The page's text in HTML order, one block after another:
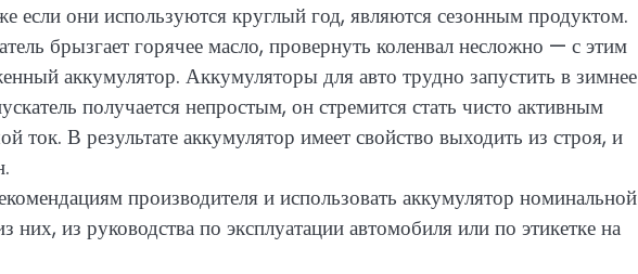
если они используются круглый год, являются сезонным продуктом.
брызгает горячее масло, провернуть коленвал несложно — с этим
аккумулятор. Аккумуляторы для авто трудно запустить в зимнее
получается непростым, он стремится стать чисто активным
В результате аккумулятор имеет свойство выходить из строя, и
производителя и использовать аккумулятор номинальной
них, из руководства по эксплуатации автомобиля или по этикетке на